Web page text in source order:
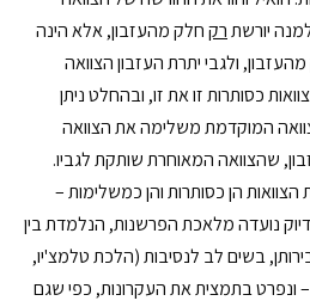
יורשתרקחלק מהעזבון, אלא הינה
ולגבי יתרת העזבון הצוואה
כסותרות זו את זו, ובהחלט ניתן
המוקדמת משלימה את הצוואה
שהצוואה המאוחרת שותקת לגביו.
הצוואות הן כסותרות והן כמשלימות –
נועדה מלאכת הפרשנות, הנלמדת בין
בשים לב לנסיבות (הלכת טלמצ'יו,
בנבו] – ונפרט בתמצית את העקרונות, כפי שגם